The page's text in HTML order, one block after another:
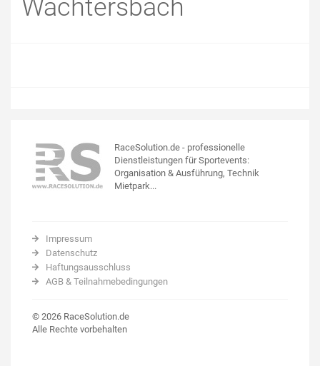
Wächtersbach
RaceSolution.de - professionelle
Dienstleistungen für Sportevents:
Organisation & Ausführung, Technik
Mietpark...
Impressum
Datenschutz
Haftungsausschluss
AGB & Teilnahmebedingungen
© 2026 RaceSolution.de
Alle Rechte vorbehalten